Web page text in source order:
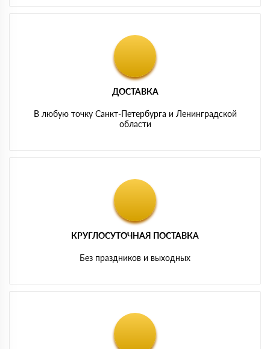
ДОСТАВКА
В любую точку Санкт-Петербурга и Ленинградской
области
КРУГЛОСУТОЧНАЯ ПОСТАВКА
Без праздников и выходных